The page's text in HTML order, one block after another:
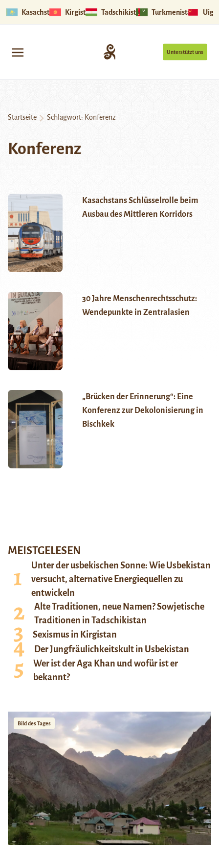
Kasachstan Kirgistan Tadschikistan Turkmenistan
Unterstützt uns
Startseite Schlagwort: Konferenz
Konferenz
Kasachstans Schlüsselrolle beim
Ausbau des Mittleren Korridors
30 Jahre Menschenrechtsschutz:
Wendepunkte in Zentralasien
„Brücken der Erinnerung“: Eine
Konferenz zur Dekolonisierung in
Bischkek
MEISTGELESEN
Unter der usbekischen Sonne: Wie Usbekistan
versucht, alternative Energiequellen zu
entwickeln
Alte Traditionen, neue Namen? Sowjetische
Traditionen in Tadschikistan
Sexismus in Kirgistan
Der Jungfräulichkeitskult in Usbekistan
Wer ist der Aga Khan und wofür ist er
bekannt?
Bild des Tages